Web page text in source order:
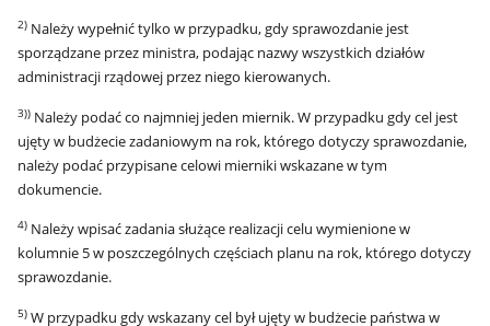
2) Należy wypełnić tylko w przypadku, gdy sprawozdanie jest
sporządzane przez ministra, podając nazwy wszystkich działów
administracji rządowej przez niego kierowanych.
3)) Należy podać co najmniej jeden miernik. W przypadku gdy cel jest
ujęty w budżecie zadaniowym na rok, którego dotyczy sprawozdanie,
należy podać przypisane celowi mierniki wskazane w tym
dokumencie.
4) Należy wpisać zadania służące realizacji celu wymienione w
kolumnie 5 w poszczególnych częściach planu na rok, którego dotyczy
sprawozdanie.
5) W przypadku gdy wskazany cel był ujęty w budżecie państwa w